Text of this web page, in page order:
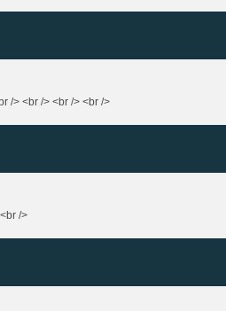
/> <br /> <br /> <br />
/>